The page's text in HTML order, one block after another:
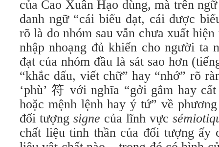
của Cao Xuân Hạo dùng, mà trên
danh ngữ “cái biểu đạt, cái được
rõ là do nhóm sau vẫn chưa xuất
nhập nhoạng đủ khiến cho người ta
đạt của nhóm đầu là sát sao hơn
“khắc dấu, viết chữ” hay “nhớ” rõ
‘phù’ 符 với nghĩa “gởi gắm hay
hoặc mệnh lệnh hay ý tứ” về
đối tượng signe của lĩnh vực
chất liệu tinh thần của đối tượng ấy